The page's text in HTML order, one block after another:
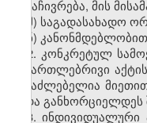
გასაჩივრება, მის
მ) საგადასახადო
ნ) კანონმდებლობით
2. კონკრეტულ
სამართლებრივი აქტის
შესაძლებელია
უნდა განხორციელდეს
3.ინდივიდუალური